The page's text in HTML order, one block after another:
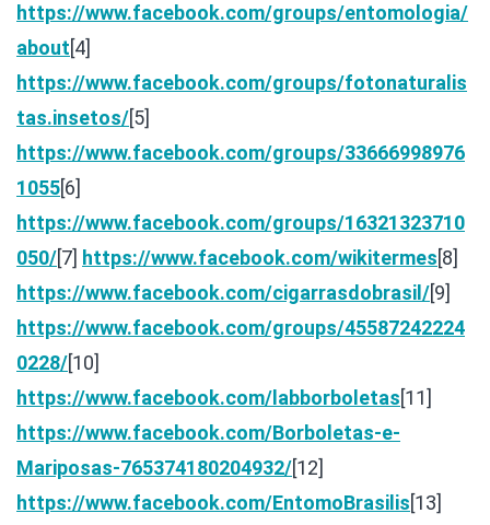
https://www.facebook.com/groups/entomologia/
about[4]
https://www.facebook.com/groups/fotonaturalis
tas.insetos/[5]
https://www.facebook.com/groups/33666998976
1055[6]
https://www.facebook.com/groups/16321323710
050/[7] https://www.facebook.com/wikitermes[8]
https://www.facebook.com/cigarrasdobrasil/[9]
https://www.facebook.com/groups/45587242224
0228/[10]
https://www.facebook.com/labborboletas[11]
https://www.facebook.com/Borboletas-e-
Mariposas-765374180204932/[12]
https://www.facebook.com/EntomoBrasilis[13]